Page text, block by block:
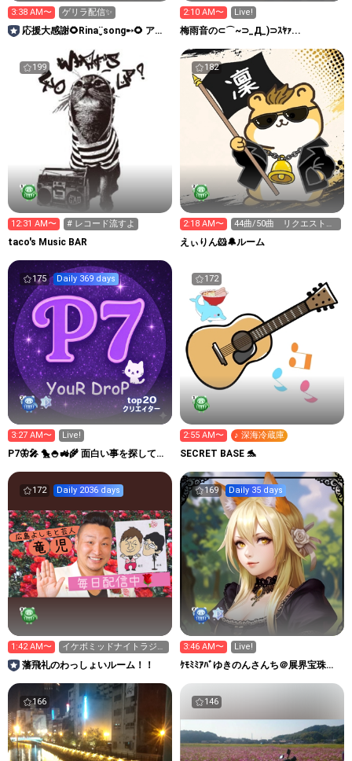
3:38 AM〜 ゲリラ配信✨
応援大感謝🌻Rina¨̮song➸🌻 アニ
2:10 AM〜 Live!
梅雨音の⊂⌒~⊃_Д_)⊃ｽﾔｧ...
199
12:31 AM〜 # レコード流すよ
taco's Music BAR
182
2:18 AM〜
44曲/50曲 リクエストは
ルームプロフィール
えぃりん‪🐹🔔ルーム
175 Daily 369 days
top20
クリエイター
3:27 AM〜 Live!
P7🦋🎤 🐤🍚🚜🌾 面白い事を探してこ
172
2:55 AM〜 ♪ 深海冷蔵庫
SECRET BASE 🐬
172 Daily 2036 days
1:42 AM〜
イケボミッドナイトラジオ
📻M1ラストイヤーはじま
る
藩飛礼のわっしょいルーム！！
169 Daily 35 days
3:46 AM〜 Live!
ｹﾓﾐﾐｱﾊﾞゆきのんさんち＠展界宝珠
166 146